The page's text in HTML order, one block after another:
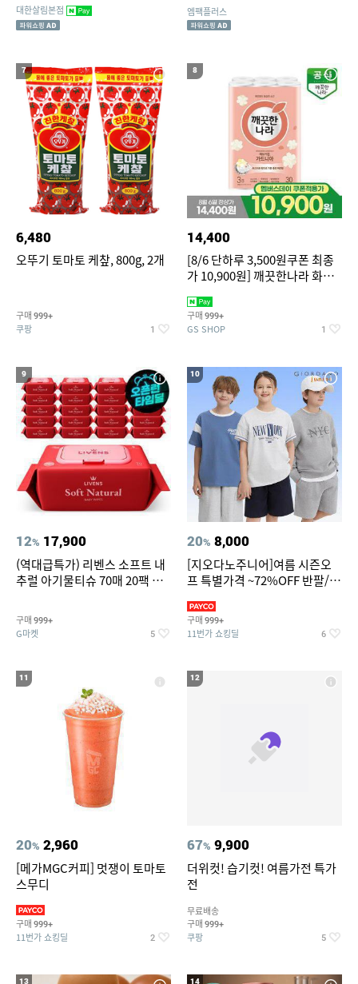
대한살림본점 엠팩플러스
7
6,480
오뚜기 토마토 케챂, 800g, 2개
구매 999+
쿠팡 1
8
14,400
[8/6 단하루 3,500원쿠폰 최종
가 10,900원] 깨끗한나라 화장
롤
구매 999+
GS SHOP 1
9
12% 17,900
(역대급특가) 리벤스 소프트 내
추럴 아기물티슈 70매 20팩 캡
구매 999+
G마켓 5
10
20% 8,000
[지오다노주니어]여름 시즌오
프 특별가격 ~72%OFF 반팔/반
구매 999+
11번가 쇼킹딜 6
11
20% 2,960
[메가MGC커피] 멋쟁이 토마토
스무디
구매 999+
11번가 쇼킹딜 2
12
67% 9,900
더위컷! 습기컷! 여름가전 특가
전
무료배송
구매 999+
쿠팡 5
13 14